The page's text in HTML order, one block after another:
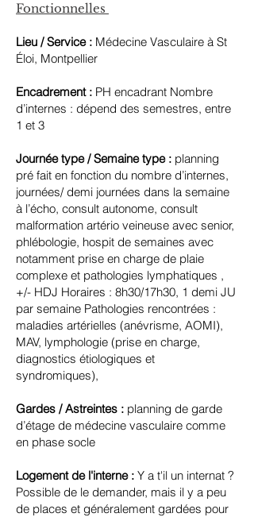
Fonctionnelles
Lieu / Service : Médecine Vasculaire à St
Éloi, Montpellier
Encadrement : PH encadrant Nombre
d’internes : dépend des semestres, entre
1 et 3
Journée type / Semaine type : planning
pré fait en fonction du nombre d’internes,
journées/ demi journées dans la semaine
à l’écho, consult autonome, consult
malformation artério veineuse avec senior,
phlébologie, hospit de semaines avec
notamment prise en charge de plaie
complexe et pathologies lymphatiques ,
+/- HDJ Horaires : 8h30/17h30, 1 demi JU
par semaine Pathologies rencontrées :
maladies artérielles (anévrisme, AOMI),
MAV, lymphologie (prise en charge,
diagnostics étiologiques et
syndromiques),
Gardes / Astreintes : planning de garde
d’étage de médecine vasculaire comme
en phase socle
Logement de l'interne : Y a t'il un internat ?
Possible de le demander, mais il y a peu
de places et généralement gardées pour